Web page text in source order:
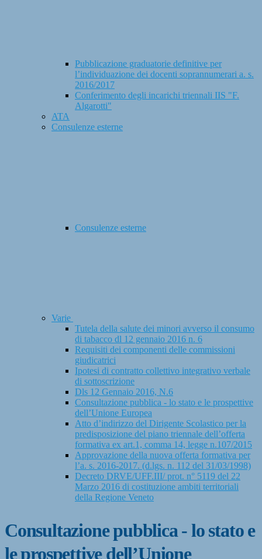
Pubblicazione graduatorie definitive per
l’individuazione dei docenti soprannumerari a. s.
2016/2017
Conferimento degli incarichi triennali IIS "F.
Algarotti"
ATA
Consulenze esterne
Consulenze esterne
Varie
Tutela della salute dei minori avverso il consumo
di tabacco dl 12 gennaio 2016 n. 6
Requisiti dei componenti delle commissioni
giudicatrici
Ipotesi di contratto collettivo integrativo verbale
di sottoscrizione
Dls 12 Gennaio 2016, N.6
Consultazione pubblica - lo stato e le prospettive
dell’Unione Europea
Atto d’indirizzo del Dirigente Scolastico per la
predisposizione del piano triennale dell’offerta
formativa ex art.1, comma 14, legge n.107/2015
Approvazione della nuova offerta formativa per
l’a. s. 2016-2017. (d.lgs. n. 112 del 31/03/1998)
Decreto DRVE/UFF.III/ prot. n° 5119 del 22
Marzo 2016 di costituzione ambiti territoriali
della Regione Veneto
Consultazione pubblica - lo stato e
le prospettive dell’Unione